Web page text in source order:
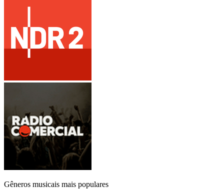
Gêneros musicais mais populares